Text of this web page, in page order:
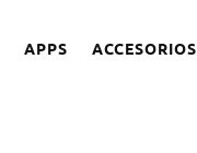
APPS ACCESORIOS